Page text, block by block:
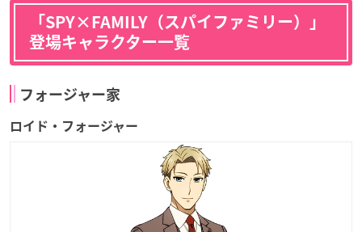
「SPY×FAMILY（スパイファミリー）」
登場キャラクター一覧
フォージャー家
ロイド・フォージャー